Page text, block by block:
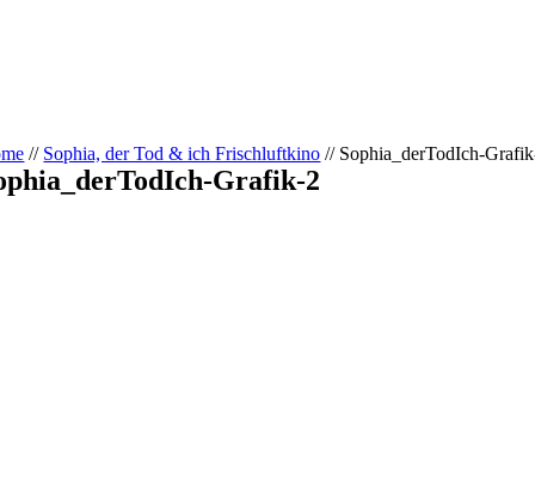
// Sophia, der Tod & ich Frischluftkino // Sophia_derTodIch-
Grafik-2